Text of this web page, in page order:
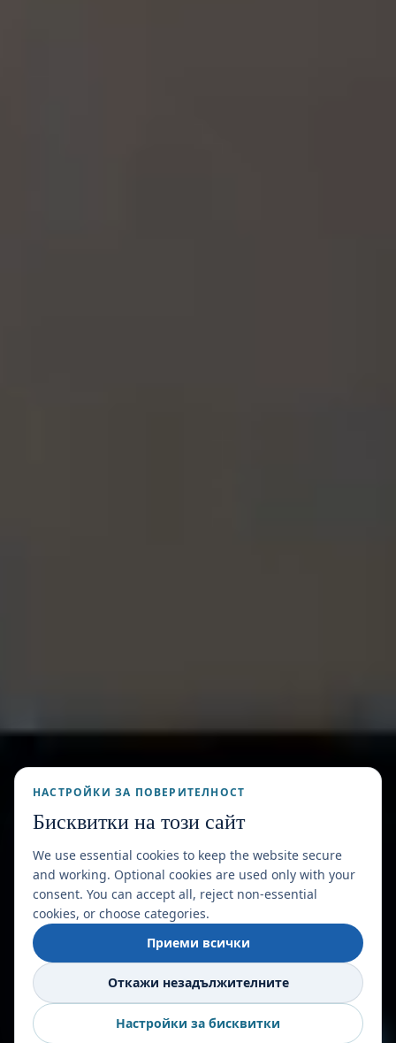
НАСТРОЙКИ ЗА ПОВЕРИТЕЛНОСТ
Бисквитки на този сайт
We use essential cookies to keep the website secure
and working. Optional cookies are used only with your
consent. You can accept all, reject non-essential
cookies, or choose categories.
Приеми всички
Откажи незадължителните
Настройки за бисквитки